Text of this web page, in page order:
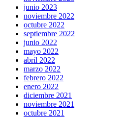
junio 2023
noviembre 2022
octubre 2022
septiembre 2022
junio 2022
mayo 2022
abril 2022
marzo 2022
febrero 2022
enero 2022
diciembre 2021
noviembre 2021
octubre 2021